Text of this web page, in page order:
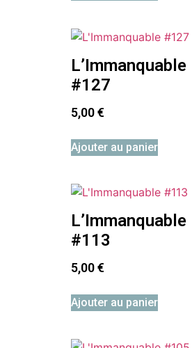
L’Immanquable
#127
5,00€
Ajouter au panier
L’Immanquable
#113
5,00€
Ajouter au panier